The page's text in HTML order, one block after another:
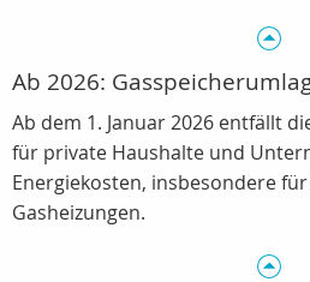
Ab 2026:
Ab dem 1. Januar 2026 entfällt
für private Haushalte und
Energiekosten, insbesondere
Gasheizungen.